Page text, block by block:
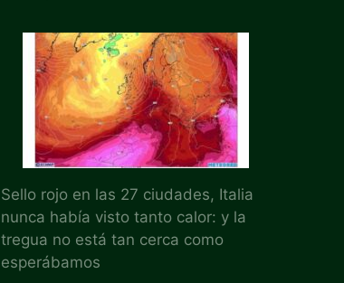
Sello rojo en las 27 ciudades, Italia
nunca había visto tanto calor: y la
tregua no está tan cerca como
esperábamos